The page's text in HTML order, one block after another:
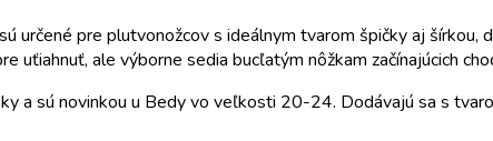
pre plutvonožcov s ideálnym tvarom špičky aj šírkou,
uťiahnuť, ale výborne sedia bucľatým nôžkam začínajúcich
a sú novinkou u Bedy vo veľkosti 20-24. Dodávajú sa s